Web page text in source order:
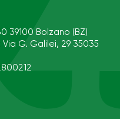
39100 Bolzano (BZ)
G. Galilei, 29 35035